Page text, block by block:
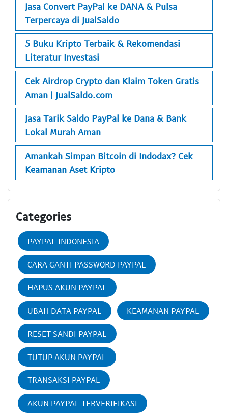
Jasa Convert PayPal ke DANA & Pulsa
Terpercaya di JualSaldo
5 Buku Kripto Terbaik & Rekomendasi
Literatur Investasi
Cek Airdrop Crypto dan Klaim Token Gratis
Aman | JualSaldo.com
Jasa Tarik Saldo PayPal ke Dana & Bank
Lokal Murah Aman
Amankah Simpan Bitcoin di Indodax? Cek
Keamanan Aset Kripto
Categories
PAYPAL INDONESIA
CARA GANTI PASSWORD PAYPAL
HAPUS AKUN PAYPAL
UBAH DATA PAYPAL KEAMANAN PAYPAL
RESET SANDI PAYPAL
TUTUP AKUN PAYPAL
TRANSAKSI PAYPAL
AKUN PAYPAL TERVERIFIKASI